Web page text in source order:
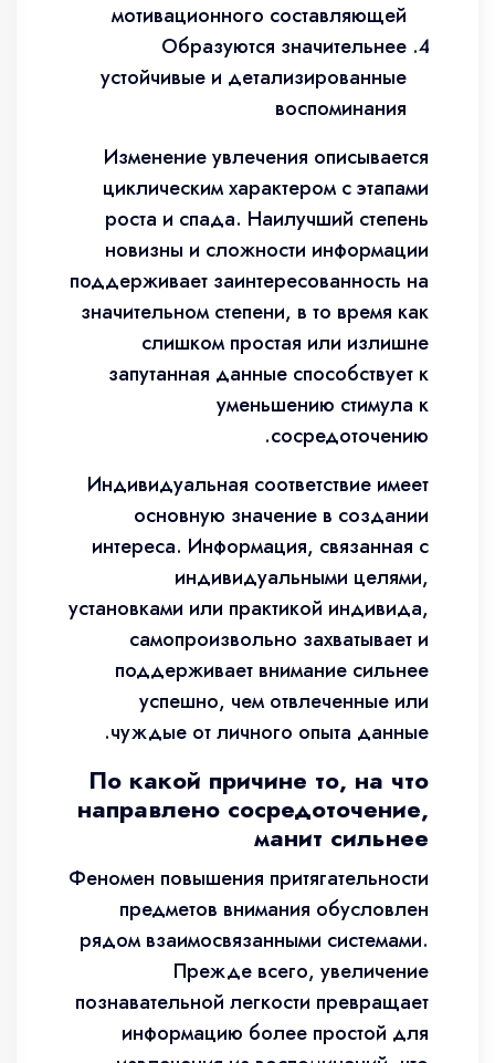
мотивационного составляющей
Образуются значительнее
устойчивые и детализированные
воспоминания
Изменение увлечения описывается
циклическим характером с этапами
роста и спада. Наилучший степень
новизны и сложности информации
поддерживает заинтересованность на
значительном степени, в то время как
слишком простая или излишне
запутанная данные способствует к
уменьшению стимула к
сосредоточению.
Индивидуальная соответствие имеет
основную значение в создании
интереса. Информация, связанная с
индивидуальными целями,
установками или практикой индивида,
самопроизвольно захватывает и
поддерживает внимание сильнее
успешно, чем отвлеченные или
чуждые от личного опыта данные.
По какой причине то, на что
направлено сосредоточение,
манит сильнее
Феномен повышения притягательности
предметов внимания обусловлен
рядом взаимосвязанными системами.
Прежде всего, увеличение
познавательной легкости превращает
информацию более простой для